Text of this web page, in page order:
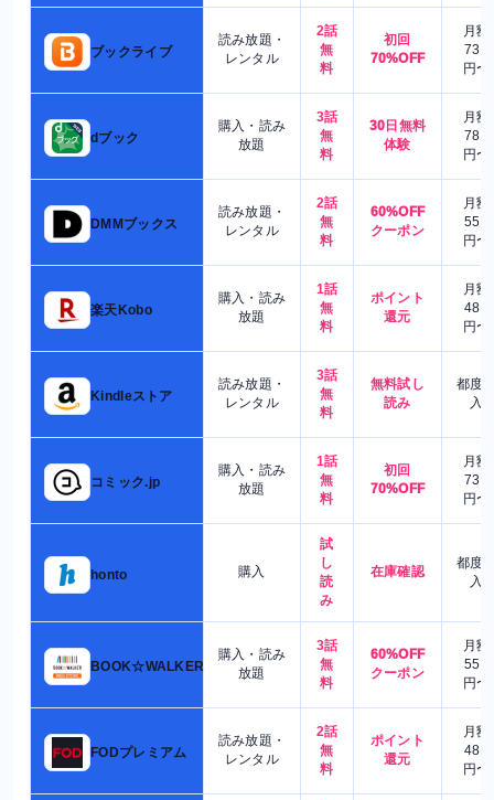
ブックライブ
読み放題・
レンタル
2話
無
料
初回
70%OFF
月額
730
円〜
dブック
購入・読み
放題
3話
無
料
30日無料
体験
月額
780
円〜
DMMブックス
読み放題・
レンタル
2話
無
料
60%OFF
クーポン
月額
550
円〜
楽天Kobo
購入・読み
放題
1話
無
料
ポイント
還元
月額
480
円〜
Kindleストア
読み放題・
レンタル
3話
無
料
無料試し
読み
都度
入
コミック.jp
購入・読み
放題
1話
無
料
初回
70%OFF
月額
730
円〜
honto 購入
試
し
読
み
在庫確認
都度
入
BOOK☆WALKER
購入・読み
放題
3話
無
料
60%OFF
クーポン
月額
550
円〜
FODプレミアム
読み放題・
レンタル
2話
無
料
ポイント
還元
月額
480
円〜